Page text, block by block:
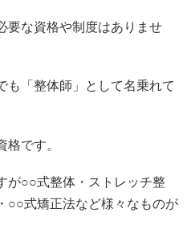
要な資格や制度はありませ
も「整体師」として名乗れて
格です。
が○○式整体・ストレッチ整
○○式矯正法など様々なものが